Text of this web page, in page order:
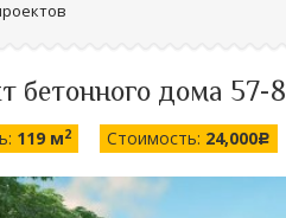
бетонного дома 57-
119 м2 Стоимость: 24,000c